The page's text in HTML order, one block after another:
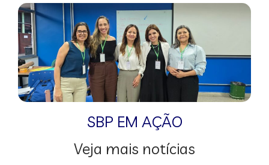
SBP EM AÇÃO
Veja mais notícias